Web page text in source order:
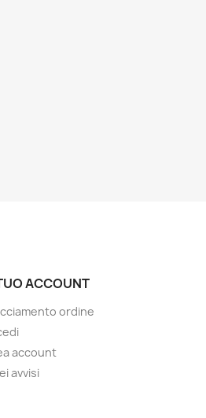
ACCOUNT
ordine
account
avvisi